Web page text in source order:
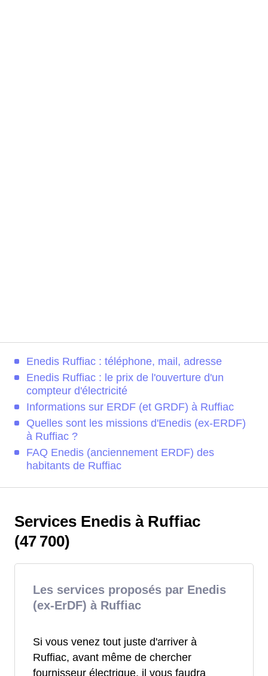
Enedis Ruffiac : téléphone, mail, adresse
Enedis Ruffiac : le prix de l'ouverture d'un
compteur d'électricité
Informations sur ERDF (et GRDF) à Ruffiac
Quelles sont les missions d'Enedis (ex-ERDF)
à Ruffiac ?
FAQ Enedis (anciennement ERDF) des
habitants de Ruffiac
Services Enedis à Ruffiac
(47 700)
Les services proposés par Enedis
(ex-ErDF) à Ruffiac
Si vous venez tout juste d'arriver à
Ruffiac, avant même de chercher
fournisseur électrique, il vous faudra